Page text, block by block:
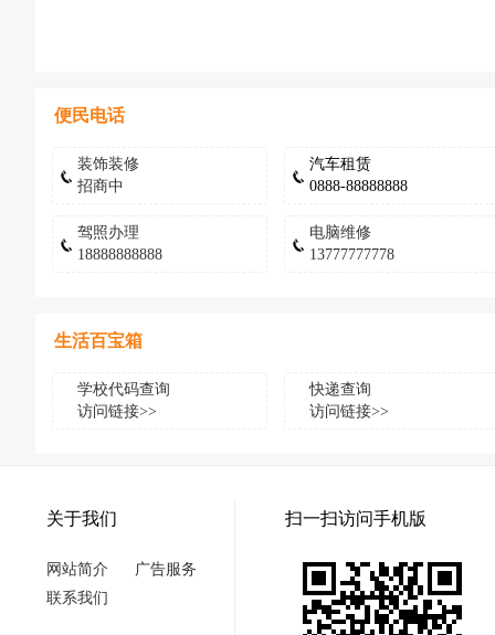
便民电话
装饰装修
招商中
汽车租赁
0888-88888888
驾照办理
18888888888
电脑维修
13777777778
生活百宝箱
学校代码查询
访问链接>>
快递查询
访问链接>>
关于我们
网站简介
广告服务
联系我们
扫一扫访问手机版